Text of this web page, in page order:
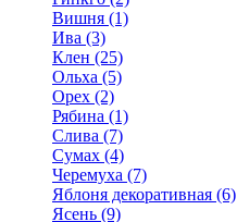
Вишня (1)
Ива (3)
Клен (25)
Ольха (5)
Орех (2)
Рябина (1)
Слива (7)
Сумах (4)
Черемуха (7)
Яблоня декоративная (6)
Ясень (9)